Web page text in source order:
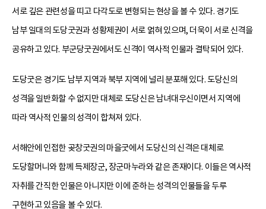
서로 깊은 관련성을 띠고 다각도로 변형되는 현상을 볼 수 있다. 경기도
남부 일대의 도당굿권과 성황제권이 서로 얽혀 있으며, 더욱이 서로 신격을
공유하고 있다. 부군당굿권에서도 신격이 역사적 인물과 결탁되어 있다.
도당굿은 경기도 남부 지역과 북부 지역에 널리 분포해 있다. 도당신의
성격을 일반화할 수 없지만 대체로 도당신은 남녀대우신이면서 지역에
따라 역사적 인물의 성격이 합쳐져 있다.
서해안에 인접한 곶창굿권의 마을굿에서 도당신의 신격은 대체로
도당할머니와 함께 득제장군, 장군마누라와 같은 존재이다. 이들은 역사적
자취를 간직한 인물은 아니지만 이에 준하는 성격의 인물들을 두루
구현하고 있음을 볼 수 있다.